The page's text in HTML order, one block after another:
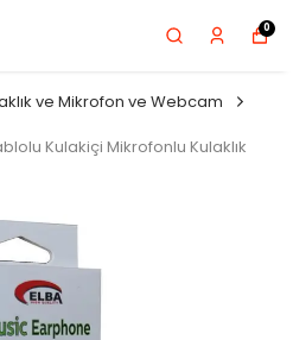
0
ve Mikrofon ve Webcam
Kulakiçi Mikrofonlu Kulaklık